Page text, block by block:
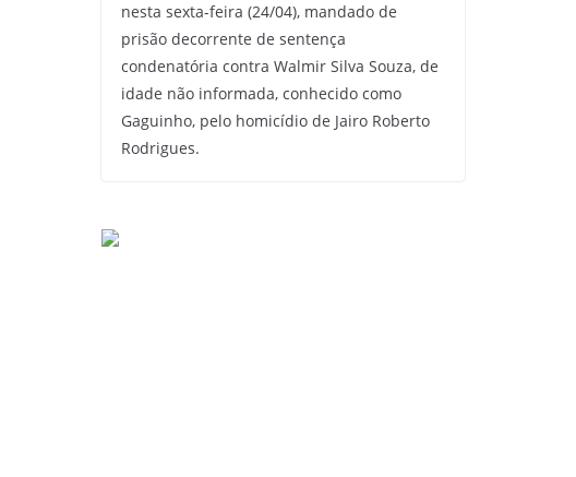
nesta sexta-feira (24/04), mandado de
prisão decorrente de sentença
condenatória contra Walmir Silva Souza, de
idade não informada, conhecido como
Gaguinho, pelo homicídio de Jairo Roberto
Rodrigues.